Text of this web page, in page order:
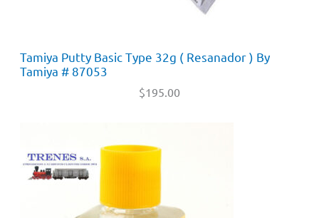
Tamiya Putty Basic Type 32g ( Resanador ) By
Tamiya # 87053
$195.00